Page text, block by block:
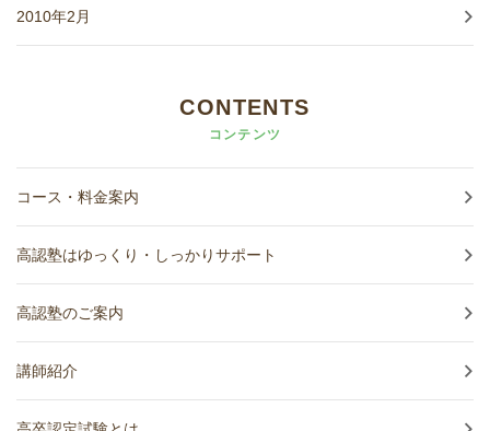
2010年2月
CONTENTS
コンテンツ
コース・料金案内
高認塾はゆっくり・しっかりサポート
高認塾のご案内
講師紹介